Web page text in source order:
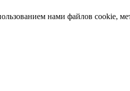
нами файлов cookie,